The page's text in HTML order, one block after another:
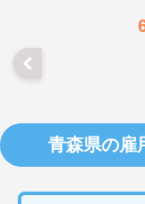
います。ご興味のあ
ど、さらに詳細をお
青森県の雇